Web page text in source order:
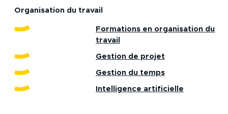
Organisation du travail
Formations en organisation du
travail
Gestion de projet
Gestion du temps
Intelligence artificielle